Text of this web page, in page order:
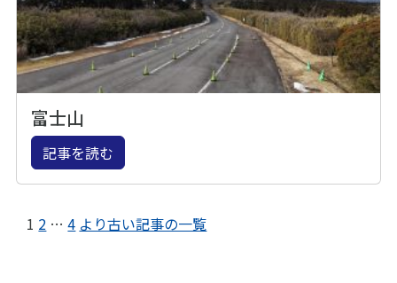
富士山
記事を読む
1 2 … 4 より古い記事の一覧